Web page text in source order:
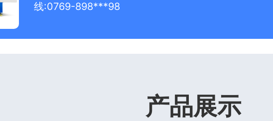
线:0769-898***98
产品展示